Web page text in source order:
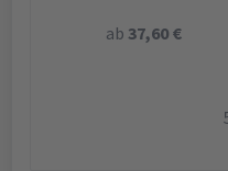
ab 37,60 €